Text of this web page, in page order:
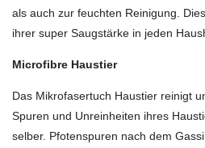
als auch zur feuchten Reinigung.
ihrer super Saugstärke in jeden
Microfibre Haustier
Das Mikrofasertuch Haustier reinigt
Spuren und Unreinheiten ihres
selber. Pfotenspuren nach dem